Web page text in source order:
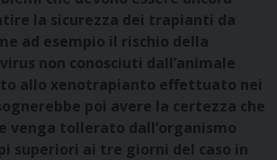
la sicurezza dei trapianti da
ad esempio il rischio della
non conosciuti dall’animale
allo xenotrapianto effettuato nei
poi avere la certezza che
venga tollerato dall’organismo
superiori ai tre giorni del caso in